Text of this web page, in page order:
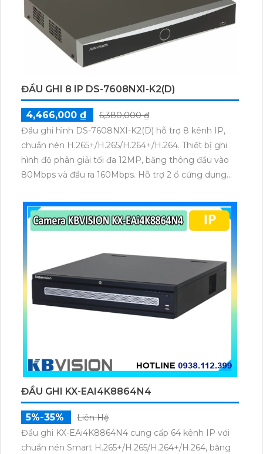
ĐẦU GHI 8 IP DS-7608NXI-K2(D)
4,466,000 ₫
6,380,000 ₫
Đầu ghi hình DS-7608NXI-K2(D) hỗ trợ 8 kênh IP,
chuẩn nén H.265+/H.265/H.264+/H.264. Thiết bị ghi
hình độ phân giải tối đa 12MP, băng thông đầu vào
80Mbps và đầu ra 160Mbps. Hỗ trợ 2 ổ cứng dung
HD, kèm tính năng nhận diện khuôn mặt, phát hiện
chuyển động người và phương tiện.
ĐẦU GHI KX-EAI4K8864N4
5%-35%
Liên Hệ
Đầu ghi KX-EAi4K8864N4 cung cấp 64 kênh IP với
chuẩn nén Smart H.265+/H.265/H.264+/H.264, băng